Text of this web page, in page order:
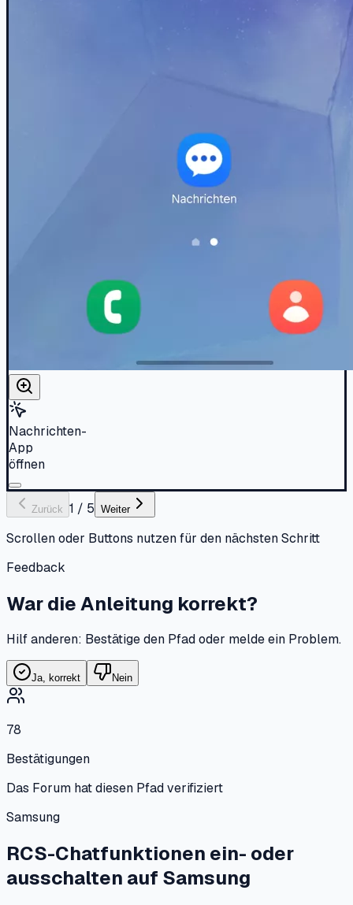
Nachrichten-
App
öffnen
Zurück 1 / 5 Weiter
Scrollen oder Buttons nutzen für den nächsten Schritt
Feedback
War die Anleitung korrekt?
Hilf anderen: Bestätige den Pfad oder melde ein Problem.
Ja, korrekt Nein
78
Bestätigungen
Das Forum hat diesen Pfad verifiziert
Samsung
RCS-Chatfunktionen ein- oder
ausschalten auf Samsung